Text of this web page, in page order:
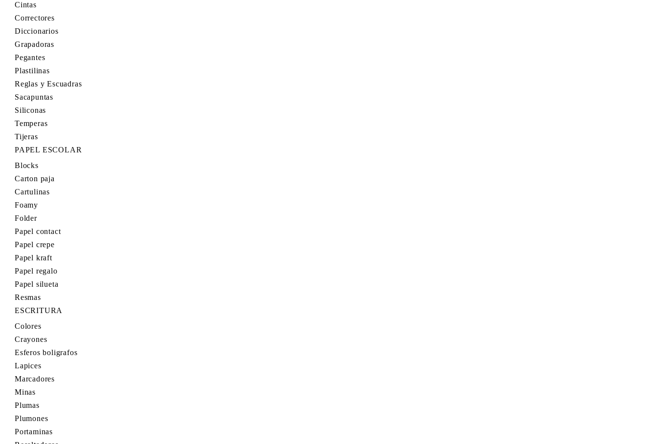
Cintas
Correctores
Diccionarios
Grapadoras
Pegantes
Plastilinas
Reglas y Escuadras
Sacapuntas
Siliconas
Temperas
Tijeras
PAPEL ESCOLAR
Blocks
Carton paja
Cartulinas
Foamy
Folder
Papel contact
Papel crepe
Papel kraft
Papel regalo
Papel silueta
Resmas
ESCRITURA
Colores
Crayones
Esferos boligrafos
Lapices
Marcadores
Minas
Plumas
Plumones
Portaminas